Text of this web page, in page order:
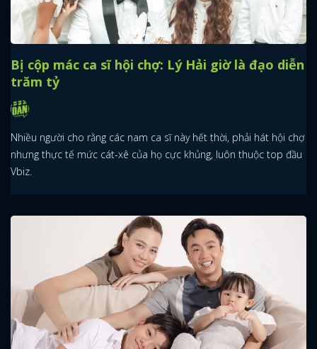
Bị cộp mác ca sĩ hội chợ: Lý Hải giờ là đạo diễn
trăm tỷ
Nhiều người cho rằng các nam ca sĩ này hết thời, phải hát hội chợ
nhưng thực tế mức cát-xê của họ cực khủng, luôn thuộc top đầu
Vbiz.